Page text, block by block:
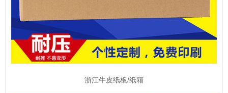
浙江牛皮纸板/纸箱